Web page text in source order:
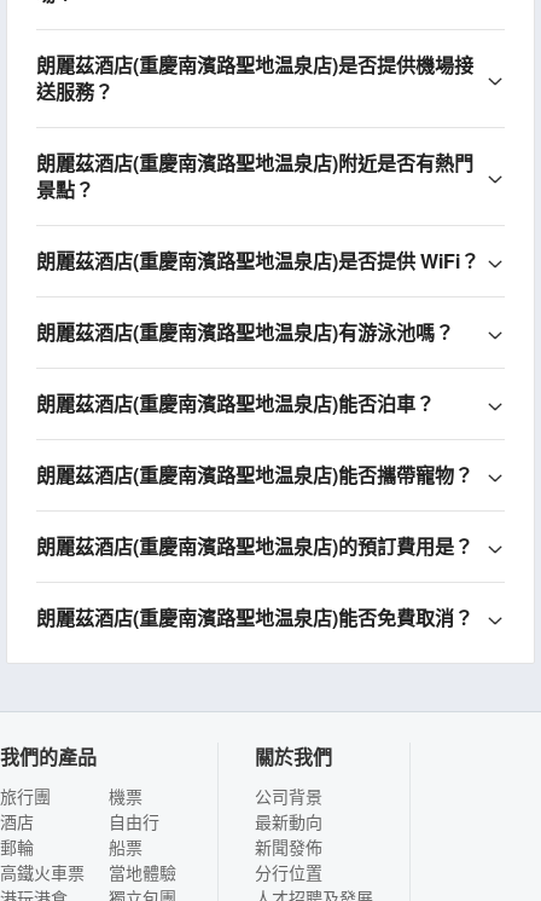
朗麗茲酒店(重慶南濱路聖地温泉店)是否提供機場接
送服務？
朗麗茲酒店(重慶南濱路聖地温泉店)附近是否有熱門
景點？
朗麗茲酒店(重慶南濱路聖地温泉店)是否提供 WiFi？
朗麗茲酒店(重慶南濱路聖地温泉店)有游泳池嗎？
朗麗茲酒店(重慶南濱路聖地温泉店)能否泊車？
朗麗茲酒店(重慶南濱路聖地温泉店)能否攜帶寵物？
朗麗茲酒店(重慶南濱路聖地温泉店)的預訂費用是？
朗麗茲酒店(重慶南濱路聖地温泉店)能否免費取消？
我們的產品
旅行團
酒店
郵輪
高鐵火車票
機票
自由行
船票
當地體驗
關於我們
公司背景
最新動向
新聞發佈
分行位置